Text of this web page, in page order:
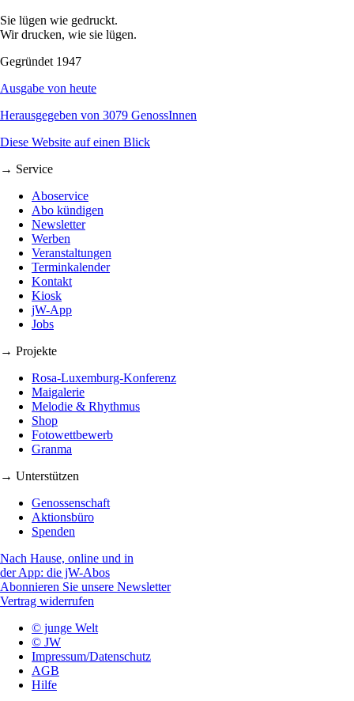
Sie lügen wie gedruckt.
Wir drucken, wie sie lügen.
Gegründet 1947
Ausgabe von heute
Herausgegeben von 3079 GenossInnen
Diese Website auf einen Blick
→ Service
Aboservice
Abo kündigen
Newsletter
Werben
Veranstaltungen
Terminkalender
Kontakt
Kiosk
jW-App
Jobs
→ Projekte
Rosa-Luxemburg-Konferenz
Maigalerie
Melodie & Rhythmus
Shop
Fotowettbewerb
Granma
→ Unterstützen
Genossenschaft
Aktionsbüro
Spenden
Nach Hause, online und in
der App: die jW-Abos
Abonnieren Sie unsere Newsletter
Vertrag widerrufen
© junge Welt
© JW
Impressum/Datenschutz
AGB
Hilfe